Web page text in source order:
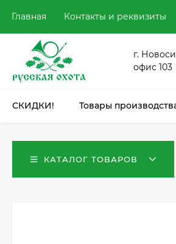
Главная Контакты и реквизиты
г.
офис 103
СКИДКИ! Товары
КАТАЛОГ ТОВАРОВ